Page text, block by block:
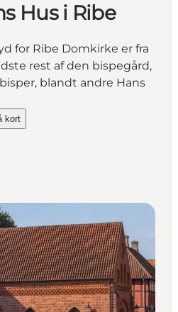
Hus i Ribe
for Ribe Domkirke er fra
rest af den bispegård,
blandt andre Hans
Hus i Ribe"
kort
Tausens Hus i Ribe on_map